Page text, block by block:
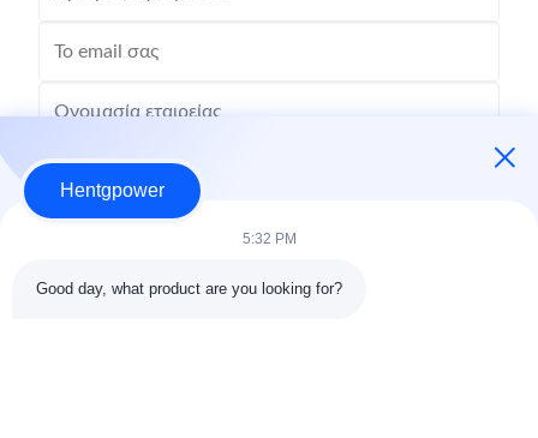
Hentgpower
5:32 PM
Good day, what product are you looking for?